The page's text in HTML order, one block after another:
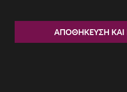
ΑνδρικόΑΠΟΘΉΚΕΥΣΗ ΚΑΙ